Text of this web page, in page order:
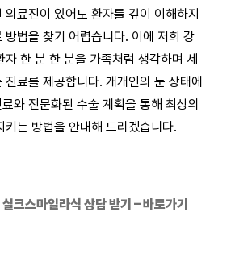
의료진이 있어도 환자를 깊이 이해하지
방법을 찾기 어렵습니다. 이에 저희 강
자 한 분 한 분을 가족처럼 생각하며 세
진료를 제공합니다. 개개인의 눈 상태에
와 전문화된 수술 계획을 통해 최상의
키는 방법을 안내해 드리겠습니다.
크스마일라식 상담 받기 – 바로가기